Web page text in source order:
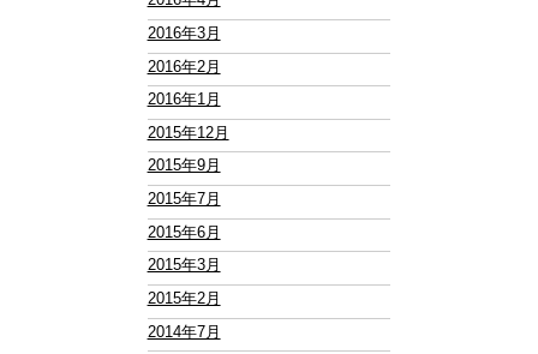
2016年3月
2016年2月
2016年1月
2015年12月
2015年9月
2015年7月
2015年6月
2015年3月
2015年2月
2014年7月